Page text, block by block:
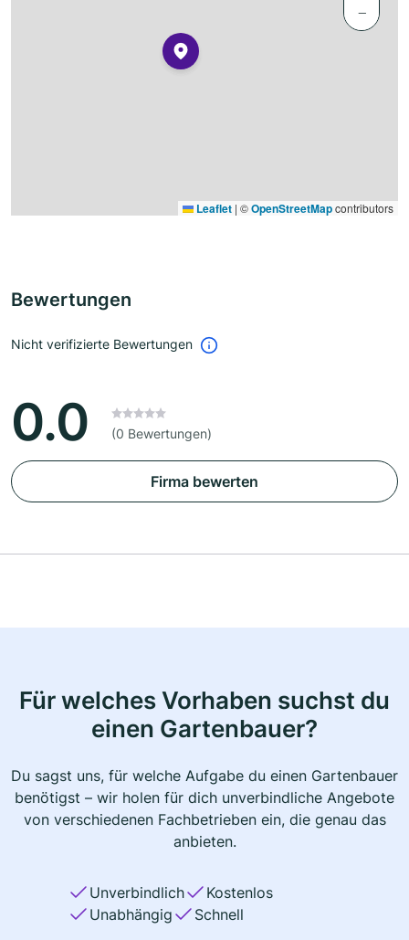
−
Leaflet | ©OpenStreetMapcontributors
Bewertungen
Nicht verifizierte Bewertungen
0.0 (0 Bewertungen)
Firma bewerten
Für welches Vorhaben suchst du
einen Gartenbauer?
Du sagst uns, für welche Aufgabe du einen Gartenbauer
benötigst – wir holen für dich unverbindliche Angebote
von verschiedenen Fachbetrieben ein, die genau das
anbieten.
Unverbindlich
Kostenlos
Unabhängig
Schnell